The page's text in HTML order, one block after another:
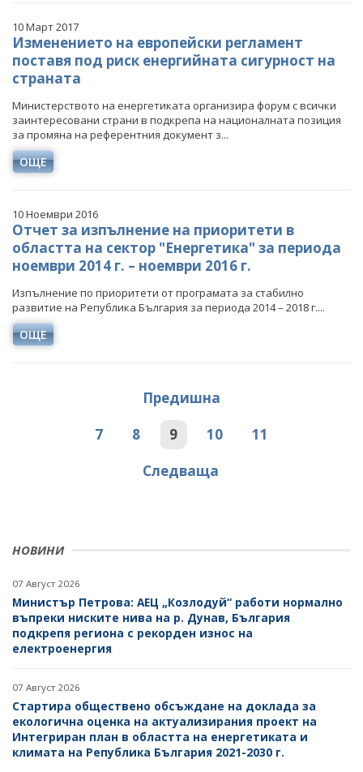
НОВИНИ
07 Август 2026
Министър Петрова: АЕЦ „Козлодуй“ работи нормално
въпреки ниските нива на р. Дунав, България
подкрепя региона с рекорден износ на
електроенергия
07 Август 2026
Стартира обществено обсъждане на доклада за
екологична оценка на актуализирания проект на
Интегриран план в областта на енергетиката и
климата на Република България 2021-2030 г.
10 Март 2017
Изменението на европейски регламент
поставя под риск енергийната сигурност на
страната
Министерството на енергетиката организира форум с всички
заинтересовани страни в подкрепа на националната позиция
за промяна на референтния документ з...
ОЩЕ
10 Ноември 2016
Отчет за изпълнение на приоритети в
областта на сектор "Енергетика" за периода
ноември 2014 г. – ноември 2016 г.
Изпълнение по приоритети от програмата за стабилно
развитие на Република България за периода 2014 – 2018 г....
ОЩЕ
Предишна
7
8 9 10
11
Следваща